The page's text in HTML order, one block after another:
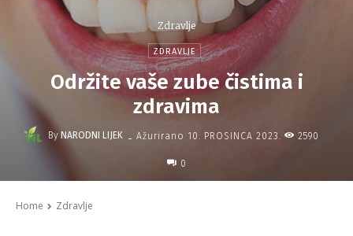
Zdravlje
ZDRAVLJE
Održite vaše zube čistima i
zdravima
By NARODNI LIJEK - Ažurirano 10. PROSINCA 2023. 2590
0
Home Zdravlje